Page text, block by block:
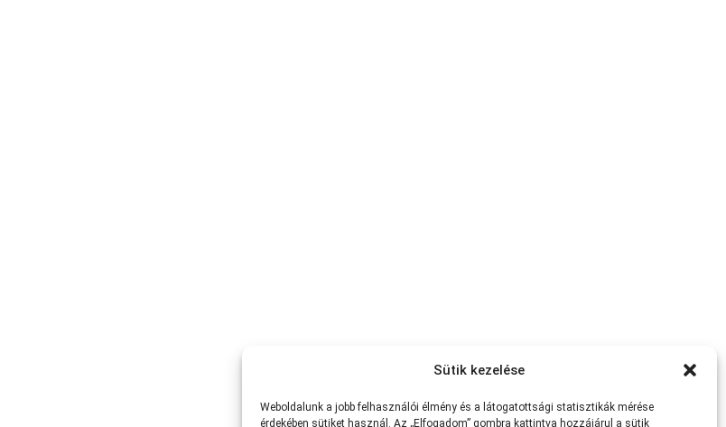
Sütik kezelése
Weboldalunk a jobb felhasználói élmény és a látogatottsági statisztikák mérése
érdekében sütiket használ. Az „Elfogadom” gombra kattintva hozzájárul a sütik